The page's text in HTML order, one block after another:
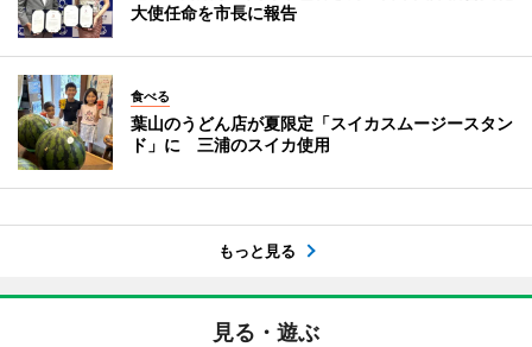
大使任命を市長に報告
食べる
葉山のうどん店が夏限定「スイカスムージースタン
ド」に 三浦のスイカ使用
もっと見る
見る・遊ぶ